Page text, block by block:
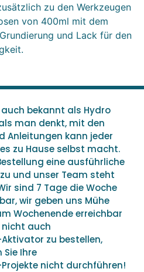
zu den Werkzeugen
von 400ml mit dem
und Lack für den
bekannt als Hydro
man denkt, mit den
Anleitungen kann jeder
zu Hause selbst macht.
eine ausführliche
und unser Team steht
sind 7 Tage die Woche
wir geben uns Mühe
Wochenende erreichbar
nicht auch
zu bestellen,
Ihre
nicht durchführen!